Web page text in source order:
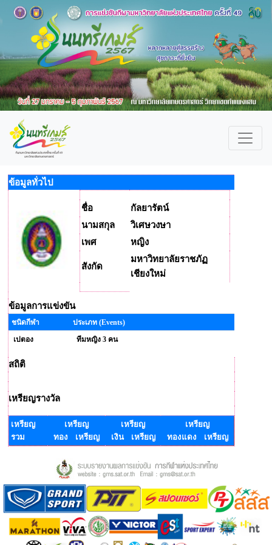
ข้อมูลทั่วไป
ชื่อ
กัลยารัตน์
นามสกุล
วิเศษวงษา
เพศ
หญิง
สังกัด
มหาวิทยาลัยราชภัฏ
เชียงใหม่
ข้อมูลการแข่งขัน
ชนิดกีฬา
ประเภท (Events)
เปตอง
ทีมหญิง 3 คน
สถิติ
เหรียญรางวัล
เหรียญ
รวม
เหรียญ
ทอง เหรียญ
เหรียญ
เงิน เหรียญ
เหรียญ
ทองแดง เหรียญ